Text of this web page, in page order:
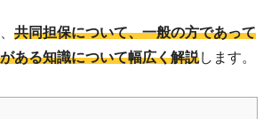
共同担保について、一般の方であって
ある知識について幅広く解説します。